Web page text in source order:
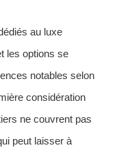
au luxe
les options se
notables selon
considération
ne couvrent pas
peut laisser à